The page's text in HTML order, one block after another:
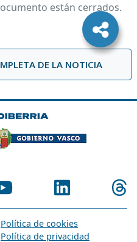
están cerrados.
DE LA NOTICIA
Política de cookies
Política de privacidad